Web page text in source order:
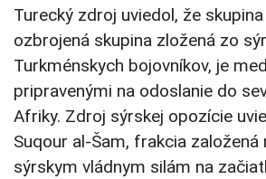
Turecký zdroj uviedol, že
ozbrojená skupina zložená zo
Turkménskych bojovníkov, je
pripravenými na odoslanie do
Afriky. Zdroj sýrskej opozície
Suqour al-Šam, frakcia založená
sýrskym vládnym silám na